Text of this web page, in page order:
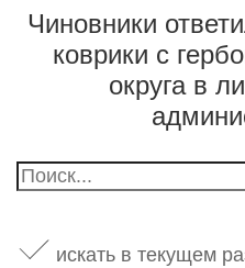
Чиновники
коврики с
округа в
искать в текущем